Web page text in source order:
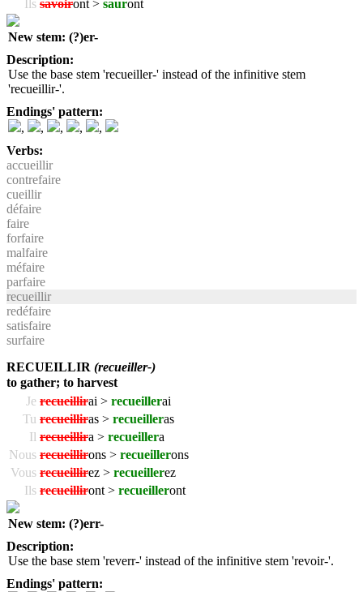
Ils savoiront > sauront
New stem: (?)er-
Description:
Use the base stem 'recueiller-' instead of the infinitive stem
'recueillir-'.
Endings' pattern:
,
, , ,
,
Verbs:
accueillir
contrefaire
cueillir
défaire
faire
forfaire
malfaire
méfaire
parfaire
recueillir
redéfaire
satisfaire
surfaire
RECUEILLIR (recueiller-)
to gather; to harvest
Je recueillirai > recueillerai
Tu recueilliras > recueilleras
Il recueillira > recueillera
Nous recueillirons > recueillerons
Vous recueillirez > recueillerez
Ils recueilliront > recueilleront
New stem: (?)err-
Description:
Use the base stem 'reverr-' instead of the infinitive stem 'revoir-'.
Endings' pattern: